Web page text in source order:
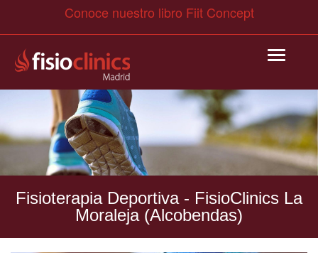
Pasar
contenido
Conoce nuestro libro Fiit Concept
Toggle
Fisioterapia Deportiva- FisioClinics La
Moraleja (Alcobendas)